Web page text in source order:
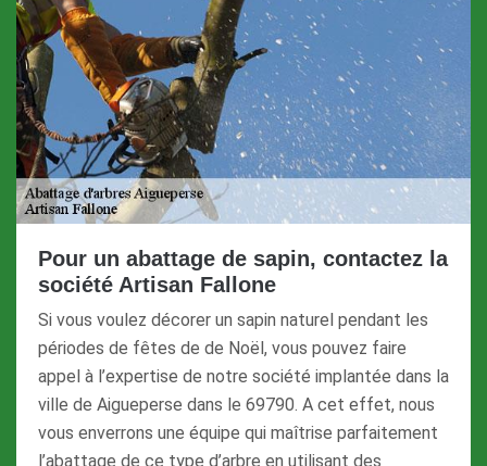
Pour un abattage de sapin, contactez la
société Artisan Fallone
Si vous voulez décorer un sapin naturel pendant les
périodes de fêtes de de Noël, vous pouvez faire
appel à l’expertise de notre société implantée dans la
ville de Aigueperse dans le 69790. A cet effet, nous
vous enverrons une équipe qui maîtrise parfaitement
l’abattage de ce type d’arbre en utilisant des